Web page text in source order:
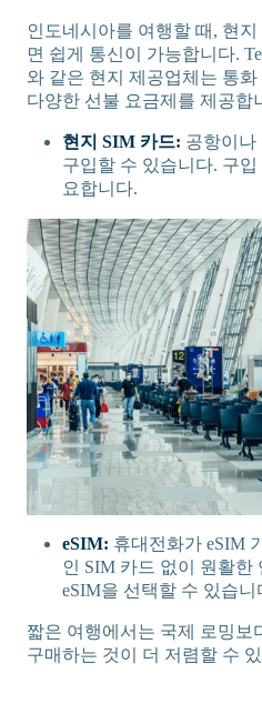
인도네시아를 여행할 때, 현
면 쉽게 통신이 가능합니다.
와 같은 현지 제공업체는 통
다양한 선불 요금제를 제공합
현지 SIM 카드: 공항이나
구입할 수 있습니다. 구
요합니다.
eSIM: 휴대전화가 eSIM
인 SIM 카드 없이 원활한
eSIM을 선택할 수 있습니
짧은 여행에서는 국제 로밍보
구매하는 것이 더 저렴할 수